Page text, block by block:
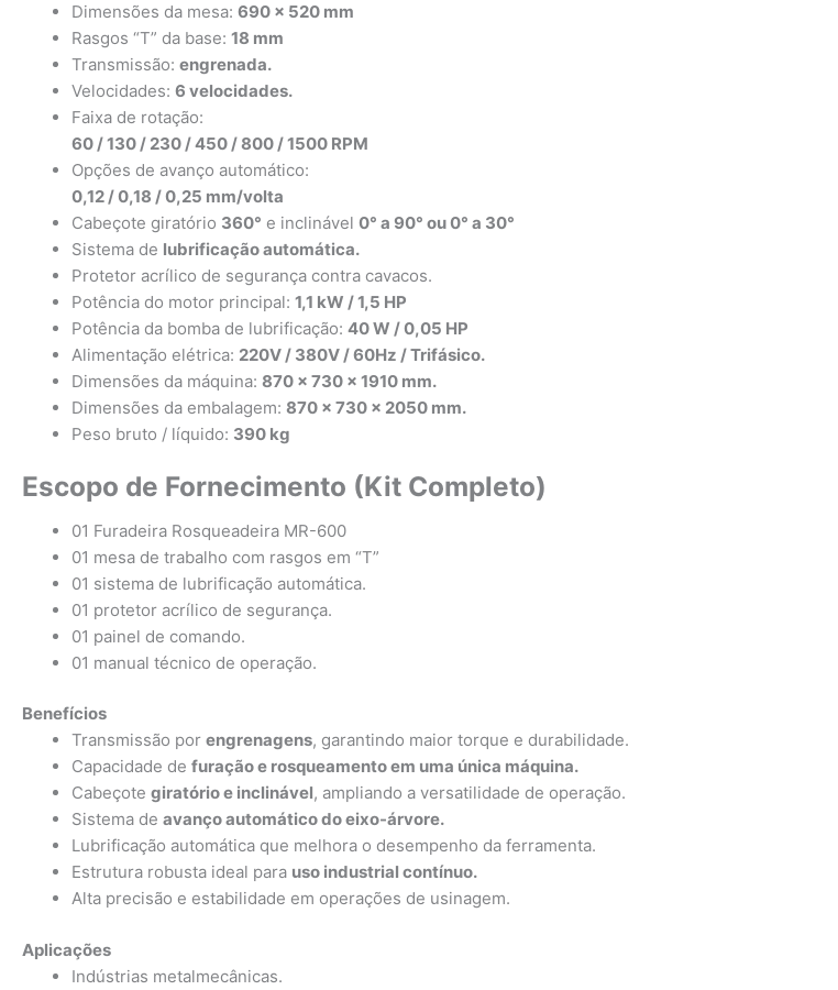
Dimensões da mesa: 690 × 520 mm
Rasgos “T” da base: 18 mm
Transmissão: engrenada.
Velocidades: 6 velocidades.
Faixa de rotação:
60 / 130 / 230 / 450 / 800 / 1500 RPM
Opções de avanço automático:
0,12 / 0,18 / 0,25 mm/volta
Cabeçote giratório 360° e inclinável 0° a 90° ou 0° a 30°
Sistema de lubrificação automática.
Protetor acrílico de segurança contra cavacos.
Potência do motor principal: 1,1 kW / 1,5 HP
Potência da bomba de lubrificação: 40 W / 0,05 HP
Alimentação elétrica: 220V / 380V / 60Hz / Trifásico.
Dimensões da máquina: 870 × 730 × 1910 mm.
Dimensões da embalagem: 870 × 730 × 2050 mm.
Peso bruto / líquido: 390 kg
Escopo de Fornecimento (Kit Completo)
01 Furadeira Rosqueadeira MR-600
01 mesa de trabalho com rasgos em “T”
01 sistema de lubrificação automática.
01 protetor acrílico de segurança.
01 painel de comando.
01 manual técnico de operação.
Benefícios
Transmissão por engrenagens, garantindo maior torque e durabilidade.
Capacidade de furação e rosqueamento em uma única máquina.
Cabeçote giratório e inclinável, ampliando a versatilidade de operação.
Sistema de avanço automático do eixo-árvore.
Lubrificação automática que melhora o desempenho da ferramenta.
Estrutura robusta ideal para uso industrial contínuo.
Alta precisão e estabilidade em operações de usinagem.
Aplicações
Indústrias metalmecânicas.